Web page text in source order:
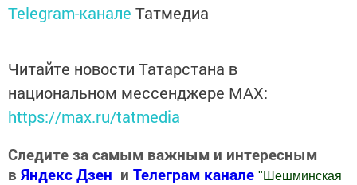
Telegram-канале Татмедиа
Читайте новости Татарстана в
национальном мессенджере MАХ:
https://max.ru/tatmedia
Следите за самым важным и интересным
в Яндекс Дзен и Телеграм канале " Шешминская